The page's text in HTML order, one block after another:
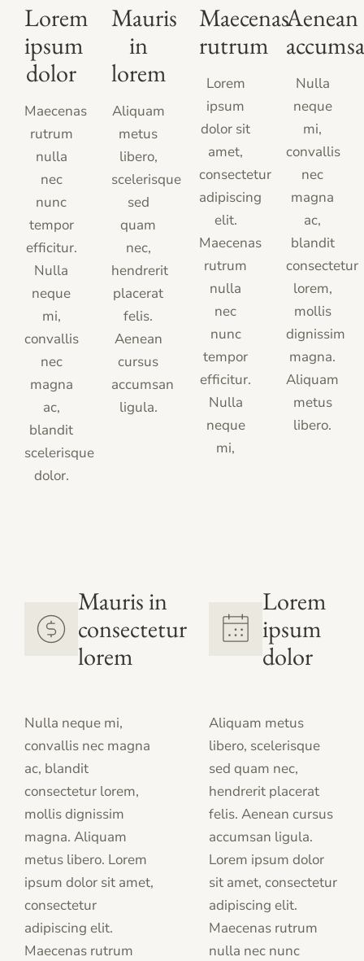
Lorem
ipsum
dolor
Maecenas
rutrum
nulla
nec
nunc
tempor
efficitur.
Nulla
neque
mi,
convallis
nec
magna
ac,
blandit
scelerisque
dolor.
Mauris
in
lorem
Aliquam
metus
libero,
scelerisque
sed
quam
nec,
hendrerit
placerat
felis.
Aenean
cursus
accumsan
ligula.
Maecenas
rutrum
Lorem
ipsum
dolor sit
amet,
consectetur
adipiscing
elit.
Maecenas
rutrum
nulla
nec
nunc
tempor
efficitur.
Nulla
neque
mi,
Aenean
Nulla
neque
mi,
convallis
nec
magna
ac,
blandit
consectetur
lorem,
mollis
dignissim
magna.
Aliquam
metus
libero.
Mauris in
consectetur
lorem
Nulla neque mi,
convallis nec magna
ac, blandit
consectetur lorem,
mollis dignissim
magna. Aliquam
metus libero. Lorem
ipsum dolor sit amet,
consectetur
adipiscing elit.
Maecenas rutrum
Lorem
ipsum
dolor
Aliquam metus
libero, scelerisque
sed quam nec,
hendrerit placerat
felis. Aenean cursus
accumsan ligula.
Lorem ipsum dolor
sit amet, consectetur
adipiscing elit.
Maecenas rutrum
nulla nec nunc